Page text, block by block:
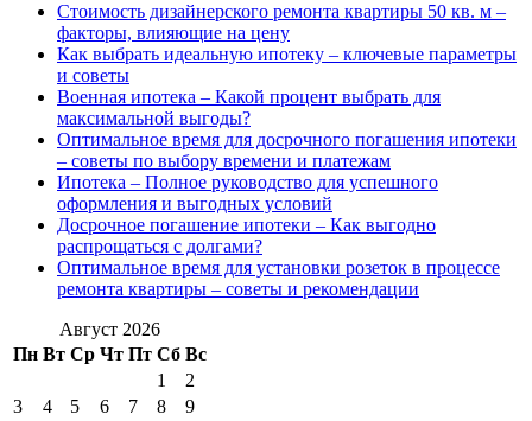
Стоимость дизайнерского ремонта квартиры 50 кв. м –
факторы, влияющие на цену
Как выбрать идеальную ипотеку – ключевые параметры
и советы
Военная ипотека – Какой процент выбрать для
максимальной выгоды?
Оптимальное время для досрочного погашения ипотеки
– советы по выбору времени и платежам
Ипотека – Полное руководство для успешного
оформления и выгодных условий
Досрочное погашение ипотеки – Как выгодно
распрощаться с долгами?
Оптимальное время для установки розеток в процессе
ремонта квартиры – советы и рекомендации
Август 2026
Пн Вт Ср Чт Пт Сб Вс
1
2
3
4 5 6 7 8
9